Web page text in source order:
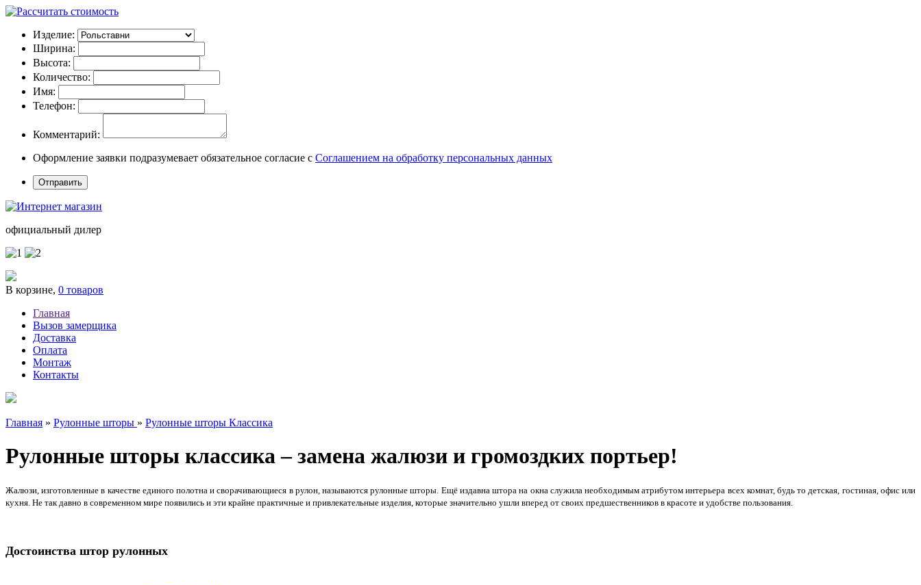
Изделие:
Ширина:
Высота:
Количество:
Имя:
Телефон:
Комментарий:
Оформление заявки подразумевает обязательное согласие с Соглашением на обработку персональных данных
официальный дилер
В корзине, 0 товаров
Главная
Вызов замерщика
Доставка
Оплата
Монтаж
Контакты
Главная » Рулонные шторы » Рулонные шторы Классика
Рулонные шторы классика – замена жалюзи и громоздких портьер!
Жалюзи , изготовленные в качестве единого полотна и сворачивающиеся в рулон, называются рулонные шторы. Ещё издавна штора на окна служила необходимым атрибутом интерьера всех комнат, будь то детская, гостиная, офис или
кухня. Не так давно в современном мире появились и эти крайне практичные и привлекательные изделия, которые значительно ушли вперед от своих предшественников в красоте и удобстве пользования.
Достоинства штор рулонных